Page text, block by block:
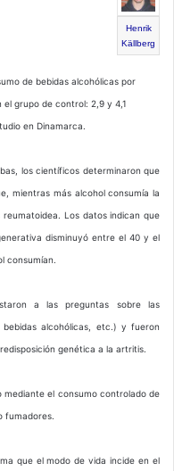
Henrik
Källberg
de bebidas alcohólicas por
grupo de control: 2,9 y 4,1
en Dinamarca.
los científicos determinaron que
mientras más alcohol consumía la
Los datos indican que
disminuyó entre el 40 y el
consumían.
a las preguntas sobre las
alcohólicas, etc.) y fueron
genética a la artritis.
mediante el consumo controlado de
fumadores.
que el modo de vida incide en el